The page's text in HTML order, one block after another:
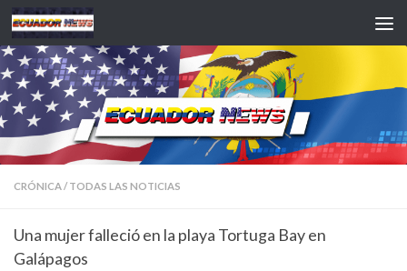
Saltar al contenido
CRÓNICA/ TODAS LAS NOTICIAS
Una mujer falleció en la playa Tortuga Bay en
Galápagos